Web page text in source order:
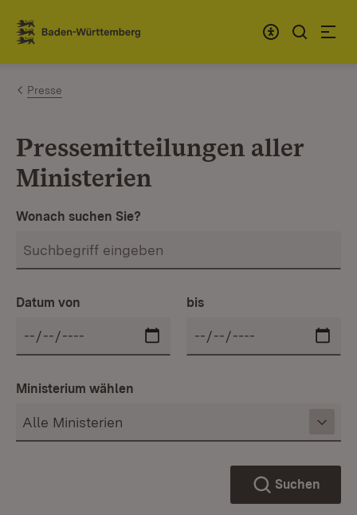
Zum Inhalt springen
Link zur Startseite
Presse
Pressemitteilungen aller
Ministerien
Wonach suchen Sie?
Datum von bis
Ministerium wählen
Suchen